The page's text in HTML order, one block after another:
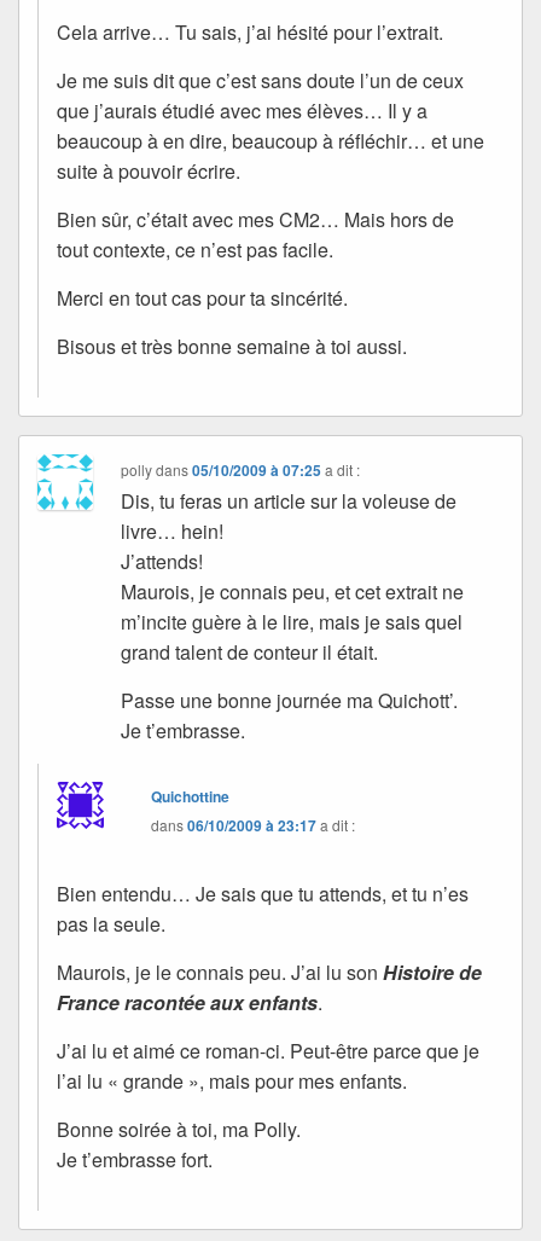
Cela arrive… Tu sais, j’ai hésité pour l’extrait.
Je me suis dit que c’est sans doute l’un de ceux
que j’aurais étudié avec mes élèves… Il y a
beaucoup à en dire, beaucoup à réfléchir… et une
suite à pouvoir écrire.
Bien sûr, c’était avec mes CM2… Mais hors de
tout contexte, ce n’est pas facile.
Merci en tout cas pour ta sincérité.
Bisous et très bonne semaine à toi aussi.
pollydans05/10/2009 à 07:25 a dit :
Dis, tu feras un article sur la voleuse de
livre… hein!
J’attends!
Maurois, je connais peu, et cet extrait ne
m’incite guère à le lire, mais je sais quel
grand talent de conteur il était.
Passe une bonne journée ma Quichott’.
Je t’embrasse.
Quichottine
dans06/10/2009 à 23:17a dit :
Bien entendu… Je sais que tu attends, et tu n’es
pas la seule.
Maurois, je le connais peu. J’ai lu son Histoire de
France racontée aux enfants.
J’ai lu et aimé ce roman-ci. Peut-être parce que je
l’ai lu « grande », mais pour mes enfants.
Bonne soirée à toi, ma Polly.
Je t’embrasse fort.